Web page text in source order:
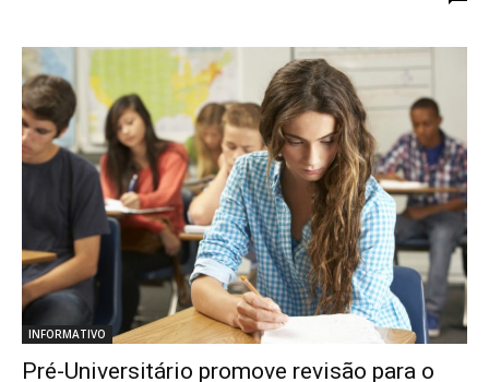
INFORMATIVO
Pré-Universitário promove revisão para o